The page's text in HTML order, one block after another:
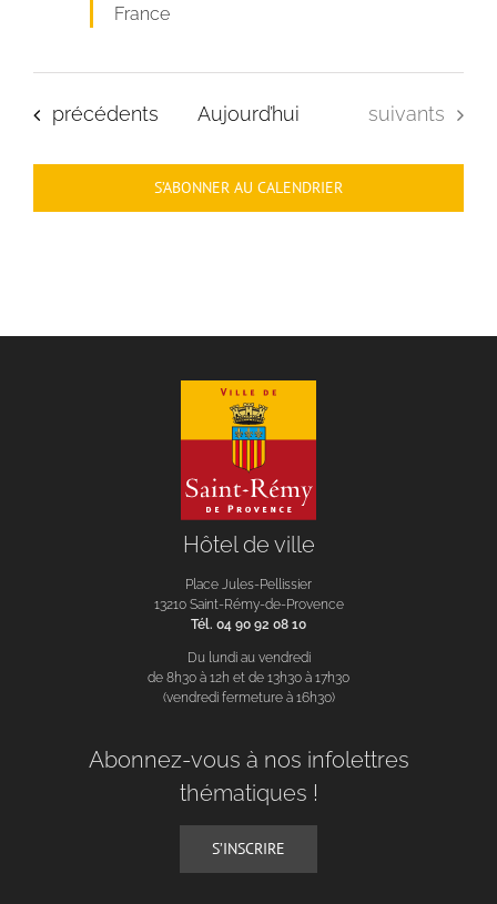
France
Évènements
précédents Aujourd’hui Évènements
suivants
S’ABONNER AU CALENDRIER
Hôtel de ville
Place Jules-Pellissier
13210 Saint-Rémy-de-Provence
Tél. 04 90 92 08 10
Du lundi au vendredi
de 8h30 à 12h et de 13h30 à 17h30
(vendredi fermeture à 16h30)
Abonnez-vous à nos infolettres
thématiques !
S’INSCRIRE